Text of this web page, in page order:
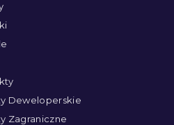
Deweloperskie
Zagraniczne